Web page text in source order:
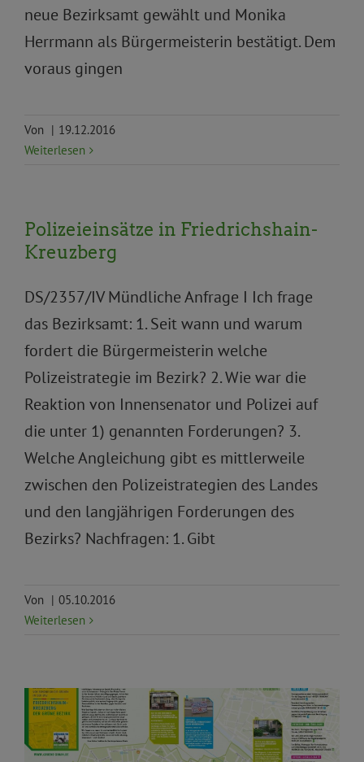
neue Bezirksamt gewählt und Monika
Herrmann als Bürgermeisterin bestätigt. Dem
voraus gingen
Von | 19.12.2016
Weiterlesen
Polizeieinsätze in Friedrichshain-
Kreuzberg
DS/2357/IV Mündliche Anfrage I Ich frage
das Bezirksamt: 1. Seit wann und warum
fordert die Bürgermeisterin welche
Polizeistrategie im Bezirk? 2. Wie war die
Reaktion von Innensenator und Polizei auf
die unter 1) genannten Forderungen? 3.
Welche Angleichung gibt es mittlerweile
zwischen den Polizeistrategien des Landes
und den langjährigen Forderungen des
Bezirks? Nachfragen: 1. Gibt
Von | 05.10.2016
Weiterlesen
Antirassismus und Antidiskriminierung
Arbeit,
Jobcenter und Soziales
Bildung
Bürger*innenrechte Demokratie und